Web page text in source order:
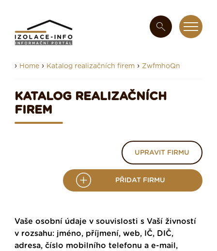
› Home › Katalog realizačních firem › ZwfmhoQn
KATALOG REALIZAČNÍCH
FIREM
UPRAVIT FIRMU
PŘIDAT FIRMU
Vaše osobní údaje v souvislosti s Vaší živností
v rozsahu: jméno, příjmení, web, IČ, DIČ,
adresa, číslo mobilního telefonu a e-mail,